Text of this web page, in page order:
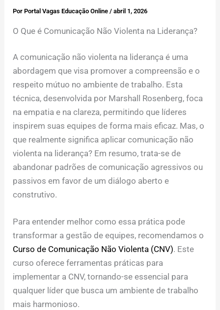
PorPortal Vagas Educação Online/abril 1, 2026
O Que é Comunicação Não Violenta na Liderança?
A comunicação não violenta na liderança é uma
abordagem que visa promover a compreensão e o
respeito mútuo no ambiente de trabalho. Esta
técnica, desenvolvida por Marshall Rosenberg, foca
na empatia e na clareza, permitindo que líderes
inspirem suas equipes de forma mais eficaz. Mas, o
que realmente significa aplicar comunicação não
violenta na liderança? Em resumo, trata-se de
abandonar padrões de comunicação agressivos ou
passivos em favor de um diálogo aberto e
construtivo.
Para entender melhor como essa prática pode
transformar a gestão de equipes, recomendamos o
Curso de Comunicação Não Violenta (CNV). Este
curso oferece ferramentas práticas para
implementar a CNV, tornando-se essencial para
qualquer líder que busca um ambiente de trabalho
mais harmonioso.